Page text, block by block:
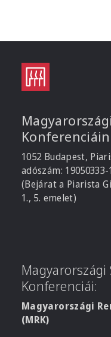
1052 Budapest,
adószám: 19050333-
(Bejárat a Piarista
1., 5. emelet)
Konferenciái:
Magyarországi
(MRK)